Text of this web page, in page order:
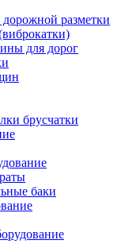
разметки
для дорог
брусчатки
баки